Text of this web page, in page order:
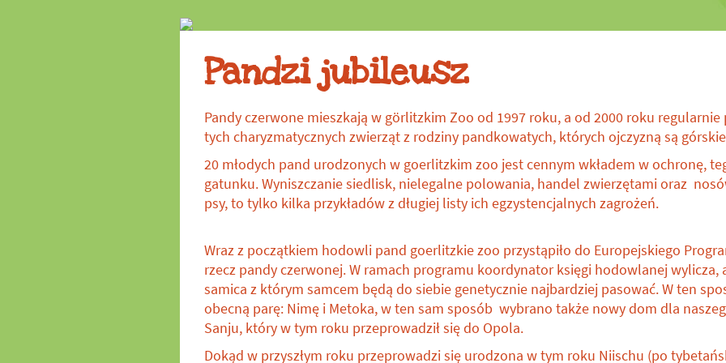
Pandzi jubileusz
Pandy czerwone mieszkają w görlitzkim Zoo od 1997 roku, a od 2000 roku
tych charyzmatycznych zwierząt z rodziny pandkowatych, których ojczyzną są
20 młodych pand urodzonych w goerlitzkim zoo jest cennym wkładem w ochronę,
gatunku. Wyniszczanie siedlisk, nielegalne polowania, handel zwierzętami oraz
psy, to tylko kilka przykładów z długiej listy ich egzystencjalnych zagrożeń.
Wraz z początkiem hodowli pand goerlitzkie zoo przystąpiło do Europejskiego
rzecz pandy czerwonej. W ramach programu koordynator księgi hodowlanej wylicza,
samica z którym samcem będą do siebie genetycznie najbardziej pasować. W ten
obecną parę: Nimę i Metoka, w ten sam sposób wybrano także nowy dom dla
Sanju, który w tym roku przeprowadził się do Opola.
Dokąd w przyszłym roku przeprowadzi się urodzona w tym roku Niischu (po